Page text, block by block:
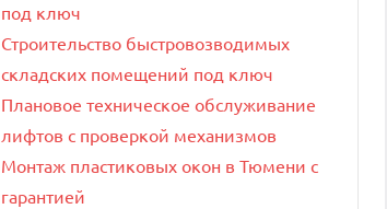
под ключ
Строительство быстровозводимых
складских помещений под ключ
Плановое техническое обслуживание
лифтов с проверкой механизмов
Монтаж пластиковых окон в Тюмени с
гарантией